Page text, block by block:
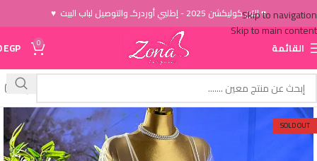
Skip to navigation
Skip to main content
♥ الاَن كوليكشن 2025 - إطلبي أوردركـ والتوصيل لباب البيت ♥
القائمة 0
EGP
SOLD OUT